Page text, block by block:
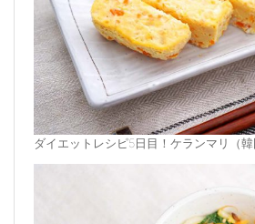
ダイエットレシピ5日目！ケランマリ（韓